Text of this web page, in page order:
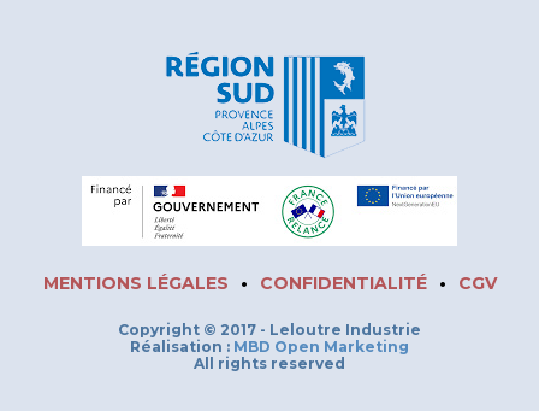
MENTIONS LÉGALES • CONFIDENTIALITÉ • CGV
Copyright © 2017 - Leloutre Industrie
Réalisation : MBD Open Marketing
All rights reserved